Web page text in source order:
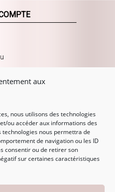
aux
nous utilisons des technologies
ou accéder aux informations des
nous permettra de
de navigation ou les ID
consentir ou de retirer son
sur certaines caractéristiques
ESHOP